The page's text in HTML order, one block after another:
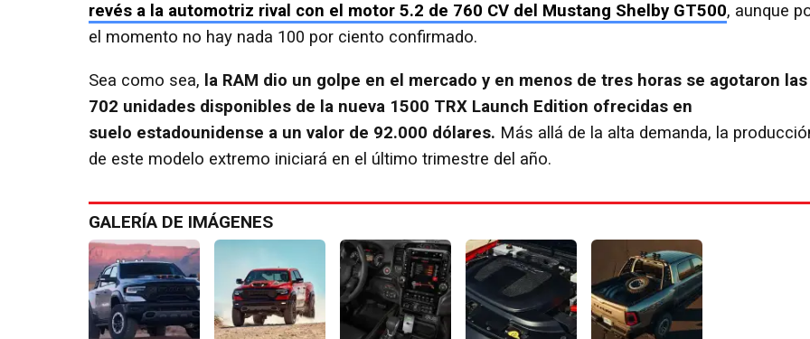
revés a la automotriz rival con el motor 5.2 de 760 CV del Mustang Shelby GT500, aunque
el momento no hay nada 100 por ciento confirmado.
Sea como sea, la RAM dio un golpe en el mercado y en menos de tres horas se agotaron las
702 unidades disponibles de la nueva 1500 TRX Launch Edition ofrecidas en
suelo estadounidense a un valor de 92.000 dólares. Más allá de la alta demanda, la
de este modelo extremo iniciará en el último trimestre del año.
GALERÍA DE IMÁGENES